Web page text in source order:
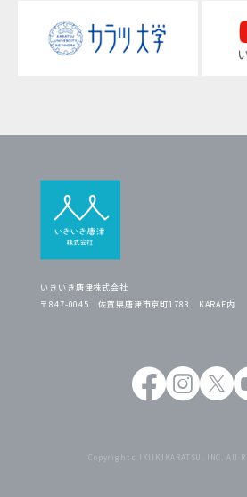
いきいき唐津株式会社
〒847-0045 佐賀県唐津市京町1783 KARAE内
Copyright c IKIIKIKARATSU. INC. All